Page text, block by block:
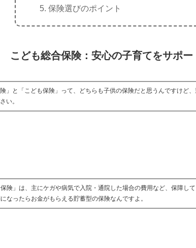
保険選びのポイント
こども総合保険：安心の子育てをサポー
」と「こども保険」って、どちらも子供の保険だと思うんですけど
い。
険」は、主にケガや病気で入院・通院した場合の費用など、保障し
なったらお金がもらえる貯蓄型の保険なんですよ。